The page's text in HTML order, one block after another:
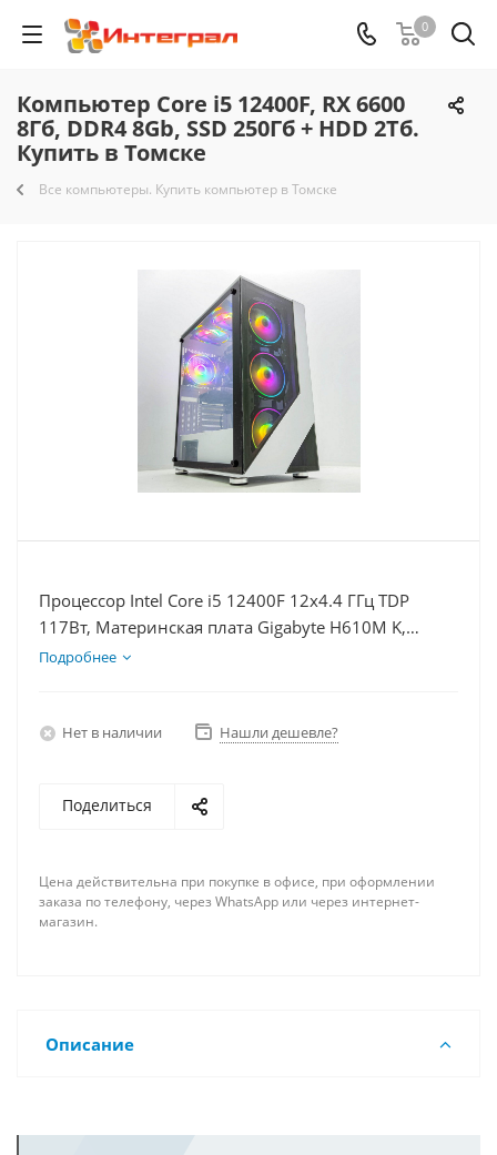
0
Компьютер Core i5 12400F, RX 6600
8Гб, DDR4 8Gb, SSD 250Гб + HDD 2Тб.
Купить в Томске
Все компьютеры. Купить компьютер в Томске
Процессор Intel Core i5 12400F 12x4.4 ГГц TDP
117Вт, Материнская плата Gigabyte H610M K,
Видеокарта RX 6600 8Гб, Память DDR4 8Gb, Диски
Подробнее
Нет в наличии Нашли дешевле?
Поделиться
Цена действительна при покупке в офисе, при оформлении
заказа по телефону, через WhatsApp или через интернет-
магазин.
Описание